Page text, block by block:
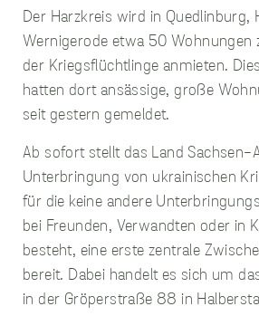
Der Harzkreis wird in Quedlinburg,
Wernigerode etwa 50 Wohnungen
der Kriegsflüchtlinge anmieten.
hatten dort ansässige, große
seit gestern gemeldet.
Ab sofort stellt das Land Sachsen-
Unterbringung von ukrainischen
für die keine andere
bei Freunden, Verwandten oder in
besteht, eine erste zentrale
bereit. Dabei handelt es sich um
in der Gröperstraße 88 in
so
was